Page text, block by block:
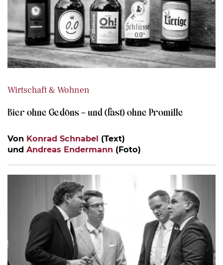
Wirtschaft & Wohnen
Bier ohne Gedöns – und (fast) ohne Promille
Von Konrad Schnabel (Text)
und Andreas Endermann (Foto)